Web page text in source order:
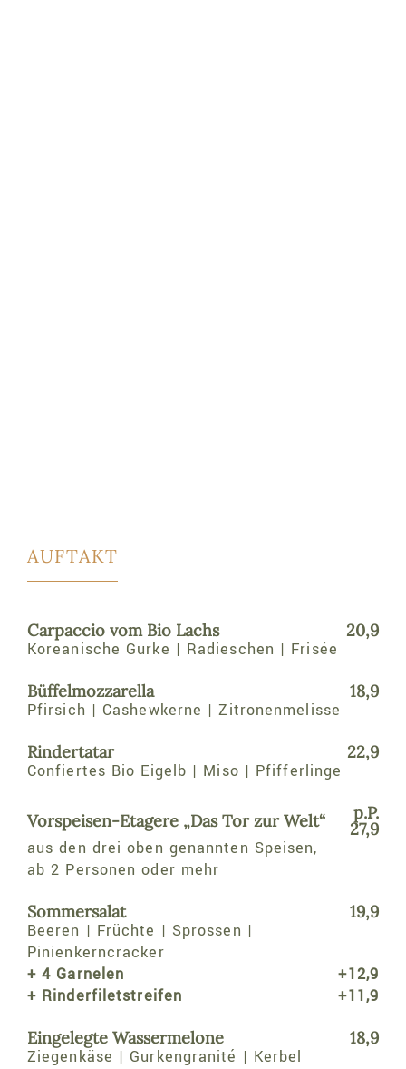
AUFTAKT
Carpaccio vom Bio Lachs
20,9
Koreanische Gurke | Radieschen | Frisée
Büffelmozzarella
18,9
Pfirsich | Cashewkerne | Zitronenmelisse
Rindertatar
22,9
Confiertes Bio Eigelb | Miso | Pfifferlinge
Vorspeisen-Etagere „Das Tor zur Welt“ p.P.
27,9
aus den drei oben genannten Speisen,
ab 2 Personen oder mehr
Sommersalat
19,9
Beeren | Früchte | Sprossen |
Pinienkerncracker
+ 4 Garnelen
+12,9
+ Rinderfiletstreifen
+11,9
Eingelegte Wassermelone
18,9
Ziegenkäse | Gurkengranité | Kerbel